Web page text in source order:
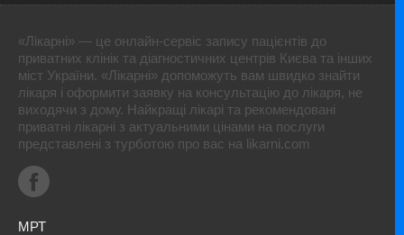
«Лікарні» — це онлайн-сервіс запису пацієнтів до
приватних клінік та діагностичних центрів Києва та інших
міст України. «Лікарні» допоможуть вам швидко знайти
лікаря і оформити заявку на консультацію до лікаря, не
виходячи з дому. Найкращі лікарі та рекомендовані
приватні лікарні з актуальними цінами на послуги
представлені з турботою про вас на likarni.com
МРТ